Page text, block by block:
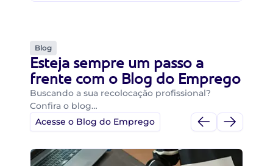
Blog
Esteja sempre um passo a
frente com o Blog do Emprego
Buscando a sua recolocação profissional?
Confira o blog…
Acesse o Blog do Emprego